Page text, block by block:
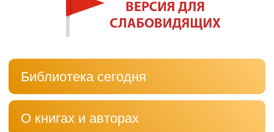
Библиотека сегодня
О книгах и авторах